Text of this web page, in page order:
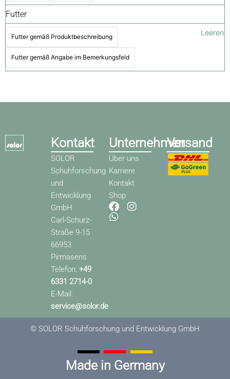
Futter
Futter gemäß Produktbeschreibung
Futter gemäß Angabe im Bemerkungsfeld
Leeren
Kontakt
SOLOR
Schuhforschung
und
Entwicklung
GmbH
Carl-Schurz-
Straße 9-15
66953
Pirmasens
Telefon:+49
6331 2714-0
E-Mail:
service@solor.de
Unternehmen
Über uns
Karriere
Kontakt
Shop
F
a
I
W
h
Versand
© SOLOR Schuhforschung und Entwicklung GmbH
Made in Germany